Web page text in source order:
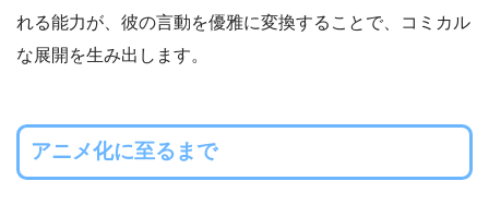
れる能力が、彼の言動を優雅に変換することで、コミカル
な展開を生み出します。
アニメ化に至るまで